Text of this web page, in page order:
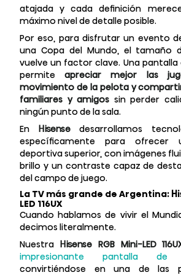
atajada y cada definición
máximo nivel de detalle posible.
Por eso, para disfrutar un evento
una Copa del Mundo, el tamaño
vuelve un factor clave. Una
permiteapreciar mejor las
movimiento de la pelota y
familiares y amigos sin perder
ningún punto de la sala.
En Hisensedesarrollamos
específicamente para ofrecer
deportiva superior, con imágenes
brillo y un contraste capaz de
del campo de juego.
La TV más grande de Argentina:
LED 116UX
Cuando hablamos de vivir el
decimos literalmente.
Nuestra Hisense RGB Mini-LED
impresionante pantalla
convirtiéndose en una de las